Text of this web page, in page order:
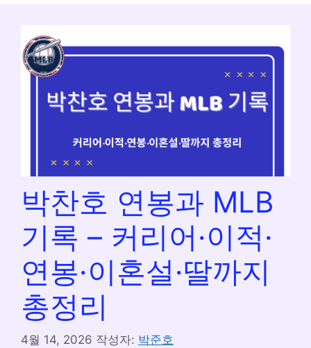
박찬호 연봉과 MLB
기록 – 커리어·이적·
연봉·이혼설·딸까지
총정리
4월 14, 2026 작성자: 박준호